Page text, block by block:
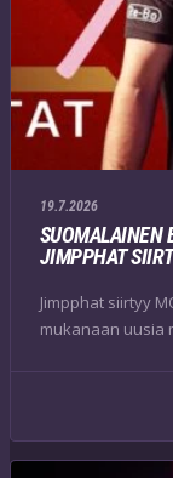
19.7.2026
SUOMALAINEN
JIMPPHAT
Jimpphat siirtyy
mukanaan uusia